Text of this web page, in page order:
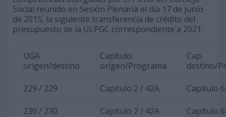
Social reunido en Sesión Plenaria el día 17 de junio
de 2015, la siguiente transferencia de crédito del
presupuesto de la ULPGC correspondiente a 2021:
UGA
origen/destino
Capítulo
origen/Programa
Cap.
destino/
229 / 229 Capítulo 2 / 42A Capítulo
230 / 230 Capítulo 2 / 42A Capítulo